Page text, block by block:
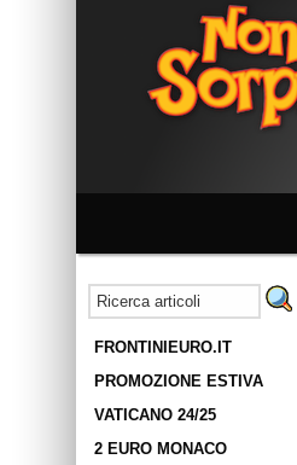
FRONTINIEURO.IT
PROMOZIONE ESTIVA
VATICANO 24/25
2 EURO MONACO